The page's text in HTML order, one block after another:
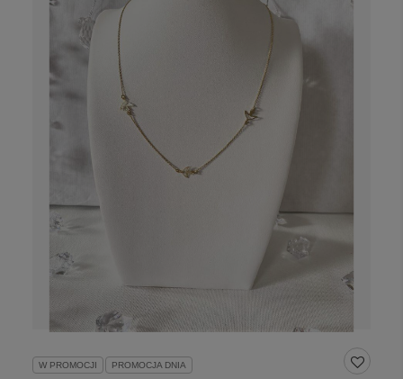
W PROMOCJI PROMOCJA DNIA